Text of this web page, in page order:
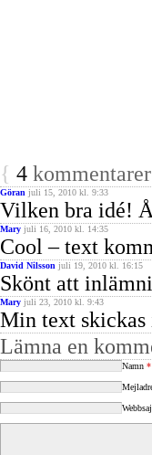
{ 4
Göran juli 15, 2010 kl. 9:33
Vilken bra idé!
Mary juli 16, 2010 kl. 14:35
Cool – text
David Nilsson juli 19, 2010 kl. 16:15
Skönt att
Mary juli 23, 2010 kl. 9:43
Min text
Lämna en
Namn *